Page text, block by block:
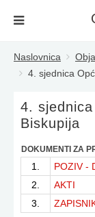
Naslovnica
4. sjednica
4.
Biskupija
DOKUMENTI ZA
1. POZIV -
2.
AKTI
3.